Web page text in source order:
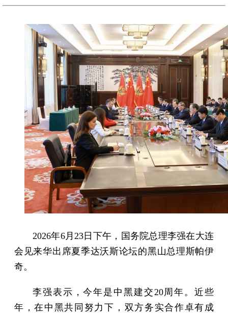
2026年6月23日下午，国务院总理李强在大连
会见来华出席夏季达沃斯论坛的黑山总理斯帕伊
奇。
李强表示，今年是中黑建交20周年。近些
年，在中黑共同努力下，双方务实合作卓有成